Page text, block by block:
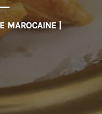
MAROCAINE |